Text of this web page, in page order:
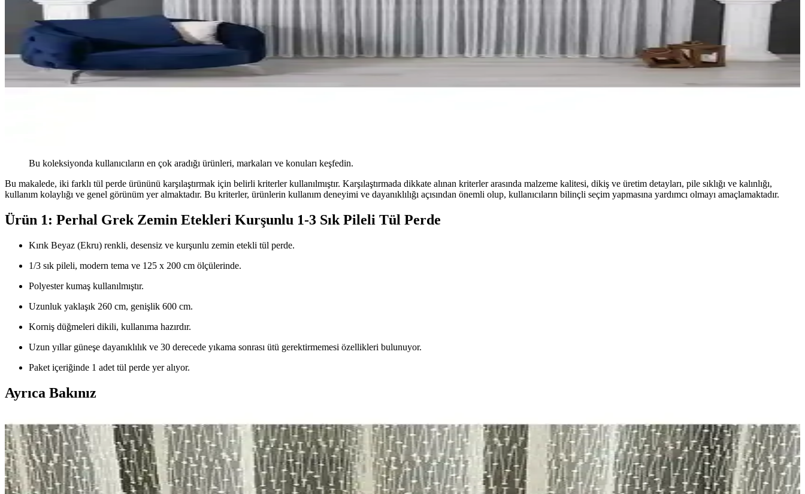
Bu koleksiyonda kullanıcıların en çok aradığı ürünleri, markaları ve konuları keşfedin.
Bu makalede, iki farklı tül perde ürününü karşılaştırmak için belirli kriterler kullanılmıştır. Karşılaştırmada dikkate alınan kriterler arasında malzeme kalitesi, dikiş ve üretim detayları, pile sıklığı ve kalınlığı,
kullanım kolaylığı ve genel görünüm yer almaktadır. Bu kriterler, ürünlerin kullanım deneyimi ve dayanıklılığı açısından önemli olup, kullanıcıların bilinçli seçim yapmasına yardımcı olmayı amaçlamaktadır.
Ürün 1: Perhal Grek Zemin Etekleri Kurşunlu 1-3 Sık Pileli Tül Perde
Kırık Beyaz (Ekru) renkli, desensiz ve kurşunlu zemin etekli tül perde.
1/3 sık pileli, modern tema ve 125 x 200 cm ölçülerinde.
Polyester kumaş kullanılmıştır.
Uzunluk yaklaşık 260 cm, genişlik 600 cm.
Korniş düğmeleri dikili, kullanıma hazırdır.
Uzun yıllar güneşe dayanıklılık ve 30 derecede yıkama sonrası ütü gerektirmemesi özellikleri bulunuyor.
Paket içeriğinde 1 adet tül perde yer alıyor.
Ayrıca Bakınız
Perde Seçiminde Dikkat Edilmesi Gerekenler: Ekonomik ve Şık Tül Perde Karşılaştırması
Bu makalede, ekonomik ve şık iki farklı tül perde modelinin özellikleri, kullanıcı yorumları ve karşılaştırması detaylı şekilde incelenerek en uygun perde seçimine yardımcı olunuyor.
Perde Seçiminde Dikkat Edilmesi Gerekenler: Modellerin Karşılaştırması